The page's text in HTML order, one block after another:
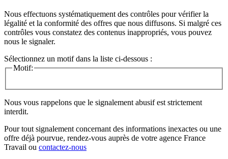
Nous effectuons systématiquement des contrôles pour vérifier la
légalité et la conformité des offres que nous diffusons. Si malgré ces
contrôles vous constatez des contenus inappropriés, vous pouvez
nous le signaler.
Sélectionnez un motif dans la liste ci-dessous :
Motif:
Nous vous rappelons que le signalement abusif est strictement
interdit.
Pour tout signalement concernant des informations inexactes ou une
offre déjà pourvue, rendez-vous auprès de votre agence France
Travail ou contactez-nous